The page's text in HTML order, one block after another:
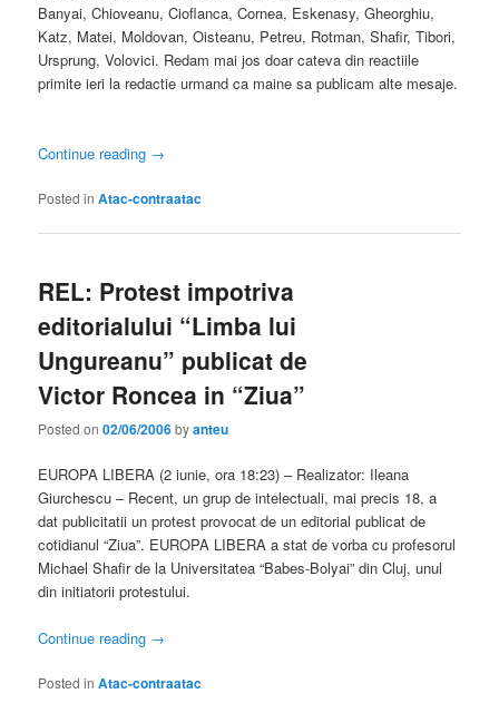
Banyai, Chioveanu, Cioflanca, Cornea, Eskenasy, Gheorghiu,
Katz, Matei, Moldovan, Oisteanu, Petreu, Rotman, Shafir, Tibori,
Ursprung, Volovici. Redam mai jos doar cateva din reactiile
primite ieri la redactie urmand ca maine sa publicam alte mesaje.
Continue reading →
Posted in Atac-contraatac
REL: Protest impotriva
editorialului “Limba lui
Ungureanu” publicat de
Victor Roncea in “Ziua”
Posted on02/06/2006byanteu
EUROPA LIBERA (2 iunie, ora 18:23) – Realizator: Ileana
Giurchescu – Recent, un grup de intelectuali, mai precis 18, a
dat publicitatii un protest provocat de un editorial publicat de
cotidianul “Ziua”. EUROPA LIBERA a stat de vorba cu profesorul
Michael Shafir de la Universitatea “Babes-Bolyai” din Cluj, unul
din initiatorii protestului.
Continue reading →
Posted in Atac-contraatac